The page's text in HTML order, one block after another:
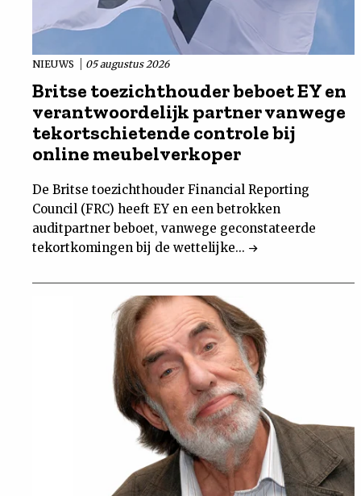
NIEUWS 05 augustus 2026
Britse toezichthouder beboet EY en
verantwoordelijk partner vanwege
tekortschietende controle bij
online meubelverkoper
De Britse toezichthouder Financial Reporting
Council (FRC) heeft EY en een betrokken
auditpartner beboet, vanwege geconstateerde
tekortkomingen bij de wettelijke...